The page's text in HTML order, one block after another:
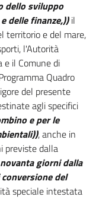
dello sviluppo
delle finanze,))il
territorio e del mare,
l'Autorità
e il Comune di
Quadro
del presente
agli specifici
e per le
, anche in
previste dalla
giorni dalla
del
speciale intestata